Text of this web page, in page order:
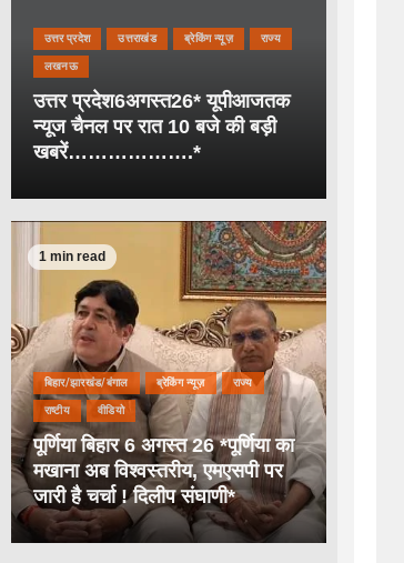
उत्तर प्रदेश उत्तराखंड ब्रेकिंग न्यूज़ राज्य
लखनऊ
उत्तर प्रदेश6अगस्त26* यूपीआजतक
न्यूज चैनल पर रात 10 बजे की बड़ी
खबरें……………….*
1 min read
बिहार/झारखंड/बंगाल ब्रेकिंग न्यूज़ राज्य
राष्टीय वीडियो
पूर्णिया बिहार 6 अगस्त 26 *पूर्णिया का
मखाना अब विश्वस्तरीय, एमएसपी पर
जारी है चर्चा ! दिलीप संघाणी*